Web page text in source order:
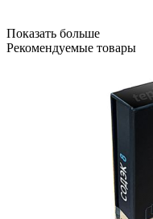
Показать больше
Рекомендуемые товары